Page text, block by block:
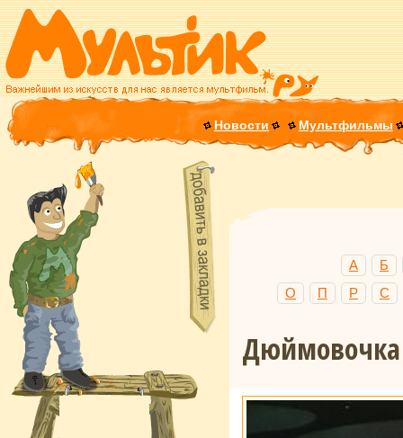
Новости Мультфильмы
А
Б
О
П Р С
Дюймовочка